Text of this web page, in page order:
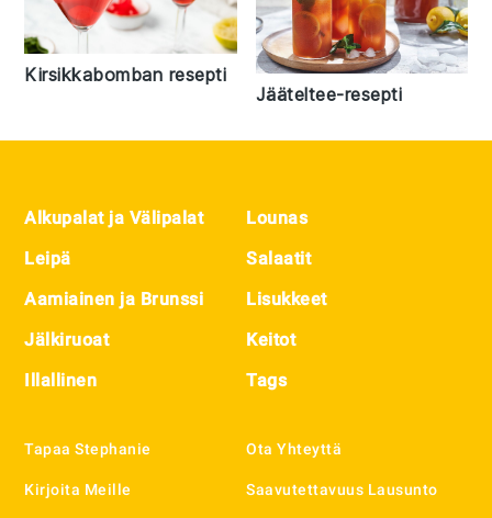
Kirsikkabomban resepti
Jääteltee-resepti
Footer
Alkupalat ja Välipalat
Leipä
Aamiainen ja Brunssi
Jälkiruoat
Illallinen
Lounas
Salaatit
Lisukkeet
Keitot
Tags
Tapaa Stephanie
Kirjoita Meille
Ota Yhteyttä
Saavutettavuus Lausunto